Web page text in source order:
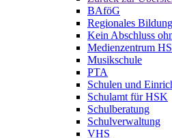
BAföG
Regionales
Kein Abschluss
Medienzentrum
Musikschule
PTA
Schulen und
Schulamt für HSK
Schulberatung
Schulverwaltung
VHS